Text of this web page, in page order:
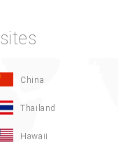
China
Thailand
Hawaii